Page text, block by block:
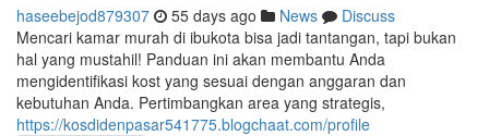
haseebejod879307 55 days ago News
Discuss
Mencari kamar murah di ibukota bisa jadi tantangan, tapi bukan
hal yang mustahil! Panduan ini akan membantu Anda
mengidentifikasi kost yang sesuai dengan anggaran dan
kebutuhan Anda. Pertimbangkan area yang strategis,
https://kosdidenpasar541775.blogchaat.com/profile